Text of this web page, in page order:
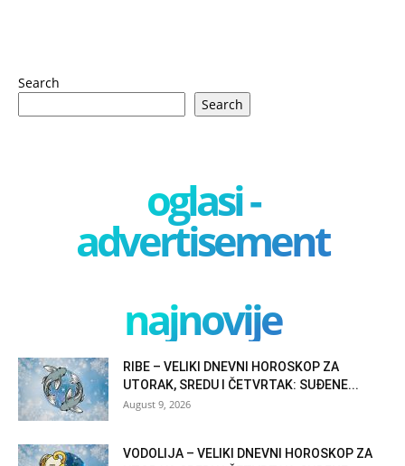
Search
Search
oglasi -
advertisement
najnovije
RIBE – VELIKI DNEVNI HOROSKOP ZA
UTORAK, SREDU I ČETVRTAK: SUĐENE...
August 9, 2026
VODOLIJA – VELIKI DNEVNI HOROSKOP ZA